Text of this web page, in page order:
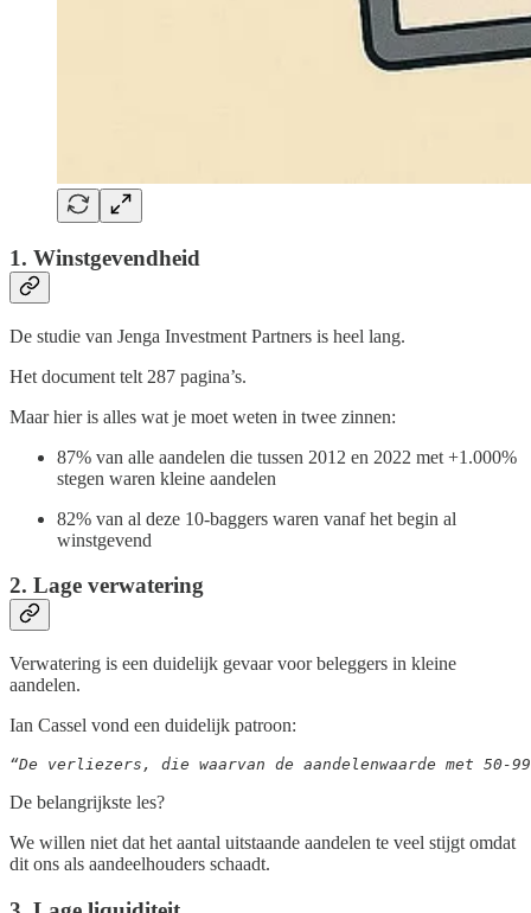
1. Winstgevendheid
De studie van Jenga Investment Partners is heel lang.
Het document telt 287 pagina’s.
Maar hier is alles wat je moet weten in twee zinnen:
87% van alle aandelen die tussen 2012 en 2022 met +1.000%
stegen waren kleine aandelen
82% van al deze 10-baggers waren vanaf het begin al
winstgevend
2. Lage verwatering
Verwatering is een duidelijk gevaar voor beleggers in kleine
aandelen.
Ian Cassel vond een duidelijk patroon:
“De verliezers, die waarvan de aandelenwaarde met 50-
De belangrijkste les?
We willen niet dat het aantal uitstaande aandelen te veel stijgt omdat
dit ons als aandeelhouders schaadt.